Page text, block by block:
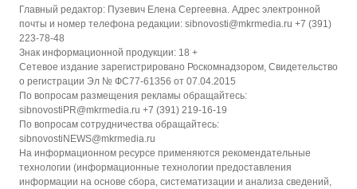
Главный редактор: Пузевич Елена Сергеевна. Адрес электронной
почты и номер телефона редакции: sibnovosti@mkrmedia.ru +7 (391)
223-78-48
Знак информационной продукции: 18 +
Сетевое издание зарегистрировано Роскомнадзором, Свидетельство
о регистрации Эл № ФС77-61356 от 07.04.2015
По вопросам размещения рекламы обращайтесь:
sibnovostiPR@mkrmedia.ru +7 (391) 219-16-19
По вопросам сотрудничества обращайтесь:
sibnovostiNEWS@mkrmedia.ru
На информационном ресурсе применяются рекомендательные
технологии (информационные технологии предоставления
информации на основе сбора, систематизации и анализа сведений,